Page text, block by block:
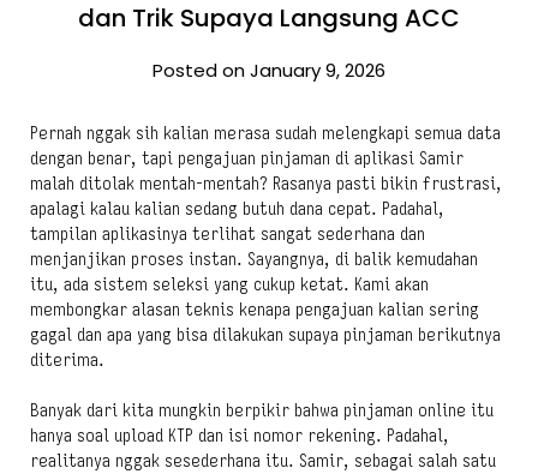
dan Trik Supaya Langsung ACC
Posted on January 9, 2026
Pernah nggak sih kalian merasa sudah melengkapi semua data
dengan benar, tapi pengajuan pinjaman di aplikasi Samir
malah ditolak mentah-mentah? Rasanya pasti bikin frustrasi,
apalagi kalau kalian sedang butuh dana cepat. Padahal,
tampilan aplikasinya terlihat sangat sederhana dan
menjanjikan proses instan. Sayangnya, di balik kemudahan
itu, ada sistem seleksi yang cukup ketat. Kami akan
membongkar alasan teknis kenapa pengajuan kalian sering
gagal dan apa yang bisa dilakukan supaya pinjaman berikutnya
diterima.
Banyak dari kita mungkin berpikir bahwa pinjaman online itu
hanya soal upload KTP dan isi nomor rekening. Padahal,
realitanya nggak sesederhana itu. Samir, sebagai salah satu